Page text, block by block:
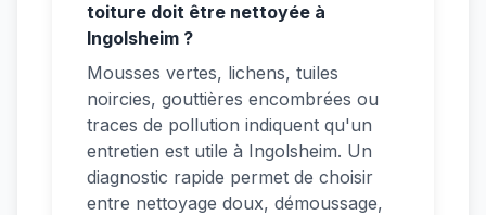
toiture doit être nettoyée à
Ingolsheim ?
Mousses vertes, lichens, tuiles
noircies, gouttières encombrées ou
traces de pollution indiquent qu'un
entretien est utile à Ingolsheim. Un
diagnostic rapide permet de choisir
entre nettoyage doux, démoussage,